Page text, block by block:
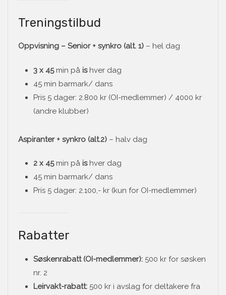
Treningstilbud
Oppvisning – Senior + synkro (alt. 1) – hel dag
3 x 45min på ishver dag
45 min barmark/ dans
Pris 5 dager: 2.800 kr (OI-medlemmer) / 4000 kr
(andre klubber)
Aspiranter + synkro (alt.2) – halv dag
2 x 45min på ishver dag
45 min barmark/ dans
Pris 5 dager: 2.100,- kr (kun for OI-medlemmer)
Rabatter
Søskenrabatt (OI-medlemmer): 500 kr for søsken
nr. 2
Leirvakt-rabatt: 500 kr i avslag for deltakere fra